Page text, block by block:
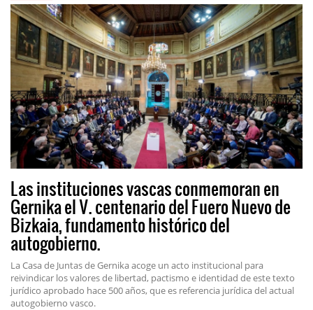
Las instituciones vascas conmemoran en
Gernika el V. centenario del Fuero Nuevo de
Bizkaia, fundamento histórico del
autogobierno.
La Casa de Juntas de Gernika acoge un acto institucional para
reivindicar los valores de libertad, pactismo e identidad de este texto
jurídico aprobado hace 500 años, que es referencia jurídica del actual
autogobierno vasco.